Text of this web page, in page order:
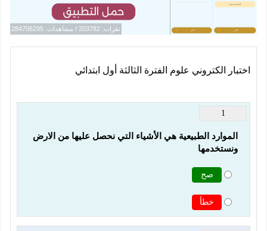
نقرات: 203782 / مشاهدات: 284706295
اختبار الكتروني علوم الفترة الثالثة أول ابتدائي
1
ونستخدمها
صح
خطأ